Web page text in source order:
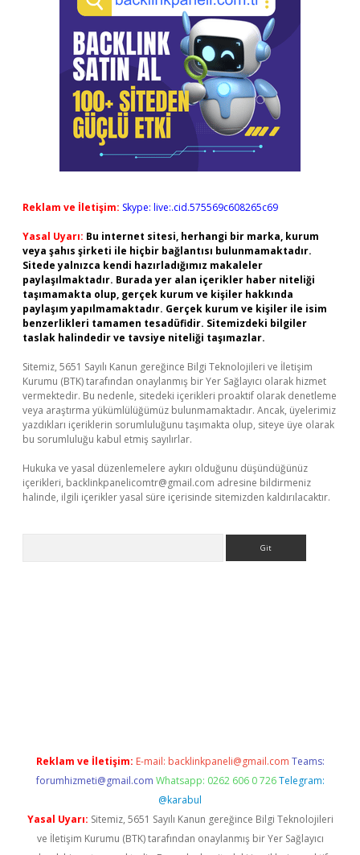
Reklam ve İletişim: Skype: live:.cid.575569c608265c69
Yasal Uyarı: Bu internet sitesi, herhangi bir marka, kurum
veya şahıs şirketi ile hiçbir bağlantısı bulunmamaktadır.
Sitede yalnızca kendi hazırladığımız makaleler
paylaşılmaktadır. Burada yer alan içerikler haber niteliği
taşımamakta olup, gerçek kurum ve kişiler hakkında
paylaşım yapılmamaktadır. Gerçek kurum ve kişiler ile isim
benzerlikleri tamamen tesadüfidir. Sitemizdeki bilgiler
taslak halindedir ve tavsiye niteliği taşımazlar.
Sitemiz, 5651 Sayılı Kanun gereğince Bilgi Teknolojileri ve İletişim
Kurumu (BTK) tarafından onaylanmış bir Yer Sağlayıcı olarak hizmet
vermektedir. Bu nedenle, sitedeki içerikleri proaktif olarak denetleme
veya araştırma yükümlülüğümüz bulunmamaktadır. Ancak, üyelerimiz
yazdıkları içeriklerin sorumluluğunu taşımakta olup, siteye üye olarak
bu sorumluluğu kabul etmiş sayılırlar.
Hukuka ve yasal düzenlemelere aykırı olduğunu düşündüğünüz
içerikleri, backlinkpanelicomtr@gmail.com adresine bildirmeniz
halinde, ilgili içerikler yasal süre içerisinde sitemizden kaldırılacaktır.
Reklam ve İletişim: E-mail: backlinkpaneli@gmail.com Teams:
forumhizmeti@gmail.com Whatsapp: 0262 606 0 726 Telegram:
@karabul
Yasal Uyarı: Sitemiz, 5651 Sayılı Kanun gereğince Bilgi Teknolojileri
ve İletişim Kurumu (BTK) tarafından onaylanmış bir Yer Sağlayıcı